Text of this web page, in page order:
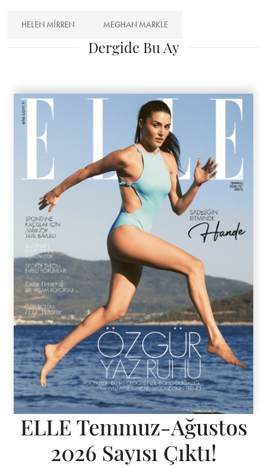
HELEN MIRREN MEGHAN MARKLE
Dergide Bu Ay
ELLE Temmuz-Ağustos
2026 Sayısı Çıktı!